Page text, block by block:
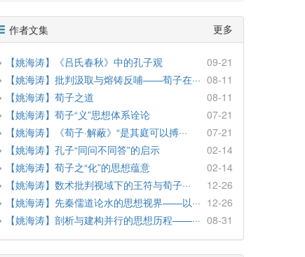
作者文集 更多
【姚海涛】《吕氏春秋》中的孔子观
09-21
【姚海涛】批判汲取与熔铸反哺——荀子在··· 08-11
【姚海涛】荀子之道
08-11
【姚海涛】荀子“义”思想体系诠论
07-21
【姚海涛】《荀子·解蔽》“是其庭可以搏···
07-21
【姚海涛】孔子“同问不同答”的启示
02-14
【姚海涛】荀子之“化”的思想蕴意
02-14
【姚海涛】数术批判视域下的王符与荀子···
12-26
【姚海涛】先秦儒道论水的思想视界——以··· 12-26
【姚海涛】剖析与建构并行的思想历程——··· 08-31